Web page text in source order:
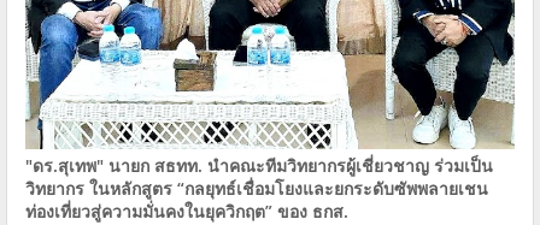
"ดร.สุเทพ" นายก​ ​สธทท.​ นำคณะทีมวิทยากรผู้เชี่ยวชาญ ร่วมเป็น
วิทยากร ในหลักสูตร​ “กลยุทธ์เชื่อมโยงและยกระดับซัพพลายเชน
ท่องเที่ยวสู่ความมั่นคงในยุควิกฤต” ของ​ ​ธกส.